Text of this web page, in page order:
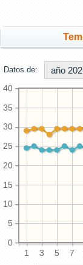
Datos de: año
1 3 5 7
0
5
10
15
20
25
30
35
40